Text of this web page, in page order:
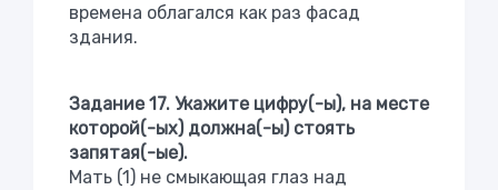
времена облагался как раз фасад
здания.
Задание 17. Укажите цифру(-ы), на месте
которой(-ых) должна(-ы) стоять
запятая(-ые).
Мать (1) не смыкающая глаз над